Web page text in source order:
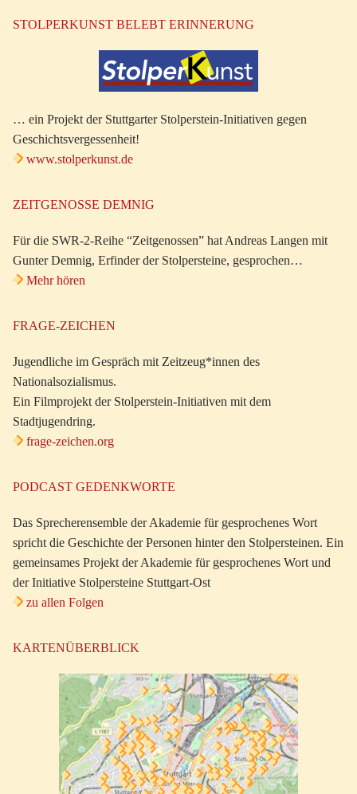
STOLPERKUNST BELEBT ERINNERUNG
… ein Projekt der Stuttgarter Stolperstein-Initiativen gegen
Geschichtsvergessenheit!
www.stolperkunst.de
ZEITGENOSSE DEMNIG
Für die SWR-2-Reihe “Zeitgenossen” hat Andreas Langen mit
Gunter Demnig, Erfinder der Stolpersteine, gesprochen…
Mehr hören
FRAGE-ZEICHEN
Jugendliche im Gespräch mit Zeitzeug*innen des
Nationalsozialismus.
Ein Filmprojekt der Stolperstein-Initiativen mit dem
Stadtjugendring.
frage-zeichen.org
PODCAST GEDENKWORTE
Das Sprecherensemble der Akademie für gesprochenes Wort
spricht die Geschichte der Personen hinter den Stolpersteinen. Ein
gemeinsames Projekt der Akademie für gesprochenes Wort und
der Initiative Stolpersteine Stuttgart-Ost
zu allen Folgen
KARTENÜBERBLICK